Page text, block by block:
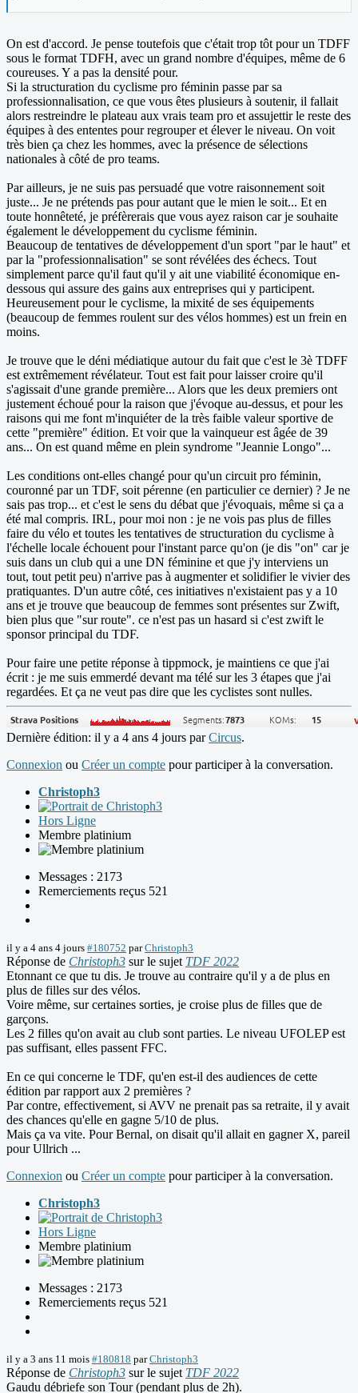
On est d'accord. Je pense toutefois que c'était trop tôt pour un TDFF
sous le format TDFH, avec un grand nombre d'équipes, même de 6
coureuses. Y a pas la densité pour.
Si la structuration du cyclisme pro féminin passe par sa
professionnalisation, ce que vous êtes plusieurs à soutenir, il fallait
alors restreindre le plateau aux vrais team pro et assujettir le reste des
équipes à des ententes pour regrouper et élever le niveau. On voit
très bien ça chez les hommes, avec la présence de sélections
nationales à côté de pro teams.
Par ailleurs, je ne suis pas persuadé que votre raisonnement soit
juste... Je ne prétends pas pour autant que le mien le soit... Et en
toute honnêteté, je préfèrerais que vous ayez raison car je souhaite
également le développement du cyclisme féminin.
Beaucoup de tentatives de développement d'un sport "par le haut" et
par la "professionnalisation" se sont révélées des échecs. Tout
simplement parce qu'il faut qu'il y ait une viabilité économique en-
dessous qui assure des gains aux entreprises qui y participent.
Heureusement pour le cyclisme, la mixité de ses équipements
(beaucoup de femmes roulent sur des vélos hommes) est un frein en
moins.
Je trouve que le déni médiatique autour du fait que c'est le 3è TDFF
est extrêmement révélateur. Tout est fait pour laisser croire qu'il
s'agissait d'une grande première... Alors que les deux premiers ont
justement échoué pour la raison que j'évoque au-dessus, et pour les
raisons qui me font m'inquiéter de la très faible valeur sportive de
cette "première" édition. Et voir que la vainqueur est âgée de 39
ans... On est quand même en plein syndrome "Jeannie Longo"...
Les conditions ont-elles changé pour qu'un circuit pro féminin,
couronné par un TDF, soit pérenne (en particulier ce dernier) ? Je ne
sais pas trop... et c'est le sens du débat que j'évoquais, même si ça a
été mal compris. IRL, pour moi non : je ne vois pas plus de filles
faire du vélo et toutes les tentatives de structuration du cyclisme à
l'échelle locale échouent pour l'instant parce qu'on (je dis "on" car je
suis dans un club qui a une DN féminine et que j'y interviens un
tout, tout petit peu) n'arrive pas à augmenter et solidifier le vivier des
pratiquantes. D'un autre côté, ces initiatives n'existaient pas y a 10
ans et je trouve que beaucoup de femmes sont présentes sur Zwift,
bien plus que "sur route". ce n'est pas un hasard si c'est zwift le
sponsor principal du TDF.
Pour faire une petite réponse à tippmock, je maintiens ce que j'ai
écrit : je me suis emmerdé devant ma télé sur les 3 étapes que j'ai
regardées. Et ça ne veut pas dire que les cyclistes sont nulles.
Dernière édition: il y a 4 ans 4 jours parCircus.
Connexion ou Créer un compte pour participer à la conversation.
Christoph3
Hors Ligne
Membre platinium
Messages : 2173
Remerciements reçus 521
il y a 4 ans 4 jours #180752 parChristoph3
Réponse de Christoph3 sur le sujet TDF 2022
Etonnant ce que tu dis. Je trouve au contraire qu'il y a de plus en
plus de filles sur des vélos.
Voire même, sur certaines sorties, je croise plus de filles que de
garçons.
Les 2 filles qu'on avait au club sont parties. Le niveau UFOLEP est
pas suffisant, elles passent FFC.
En ce qui concerne le TDF, qu'en est-il des audiences de cette
édition par rapport aux 2 premières ?
Par contre, effectivement, si AVV ne prenait pas sa retraite, il y avait
des chances qu'elle en gagne 5/10 de plus.
Mais ça va vite. Pour Bernal, on disait qu'il allait en gagner X, pareil
pour Ullrich ...
Connexion ou Créer un compte pour participer à la conversation.
Christoph3
Hors Ligne
Membre platinium
Messages : 2173
Remerciements reçus 521
il y a 3 ans 11 mois #180818 parChristoph3
Réponse de Christoph3 sur le sujet TDF 2022
Gaudu débriefe son Tour (pendant plus de 2h).